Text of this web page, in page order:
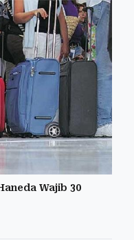
Wajib 30